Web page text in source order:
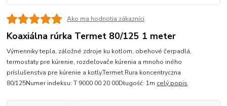
Ako ma hodnotia zákazníci
Koaxiálna rúrka Termet 80/125 1 meter
Výmenniky tepla, záložné zdroje ku kotlom, obehové čerpadlá,
termostaty pre kúrenie, rozdeľovače kúrenia a mnoho iného
príslušenstva pre kúrenie a kotly.Termet Rura koncentryczna
80/125Numer indeksu: T 9000 00 20 00Długość: 1m celý popis